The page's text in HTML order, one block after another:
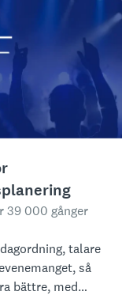
39 000 gånger
talare
så
bättre, med